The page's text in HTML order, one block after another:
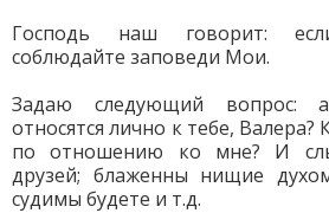
Господь наш говорит:
соблюдайте заповеди Мои.
Задаю следующий вопрос:
относятся лично к тебе, Валера?
по отношению ко мне? И
друзей; блаженны нищие
судимы будете и т.д.